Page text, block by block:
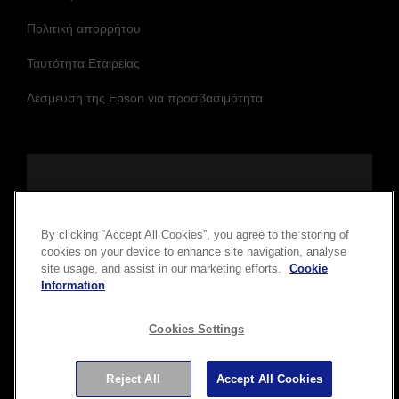
Πολιτική απορρήτου
Ταυτότητα Εταιρείας
Δέσμευση της Epson για προσβασιμότητα
Πνευματικά δικαιώματα © 2026 Seiko Epson Corporation. Με
By clicking “Accept All Cookies”, you agree to the storing of
cookies on your device to enhance site navigation, analyse
site usage, and assist in our marketing efforts.
Cookie
Information
Cookies Settings
Reject All Accept All Cookies